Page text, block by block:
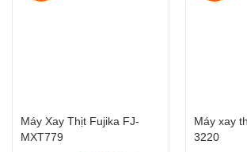
Máy Xay Thịt Fujika FJ-
MXT779
Máy xay
3220